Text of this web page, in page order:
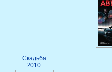
Свадьба
2010